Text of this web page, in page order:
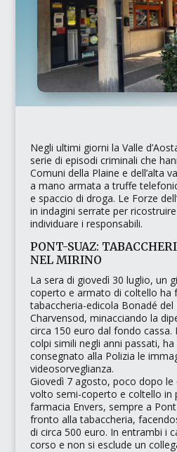
Negli ultimi giorni la Valle
serie di episodi criminali che
Comuni della Plaine e dell’alta
a mano armata a truffe
e spaccio di droga. Le Forze
in indagini serrate per
individuare i responsabili.
PONT-SUAZ:
NEL MIRINO
La sera di giovedì 30 luglio, un
coperto e armato di coltello ha
tabaccheria-edicola Bonadé del
Charvensod, minacciando la
circa 150 euro dal fondo
colpi simili negli anni passati,
consegnato alla Polizia le
videosorveglianza.
Giovedì 7 agosto, poco dopo
volto semi-coperto e coltello in
farmacia Envers, sempre a
fronto alla tabaccheria,
di circa 500 euro. In entrambi i
corso e non si esclude un